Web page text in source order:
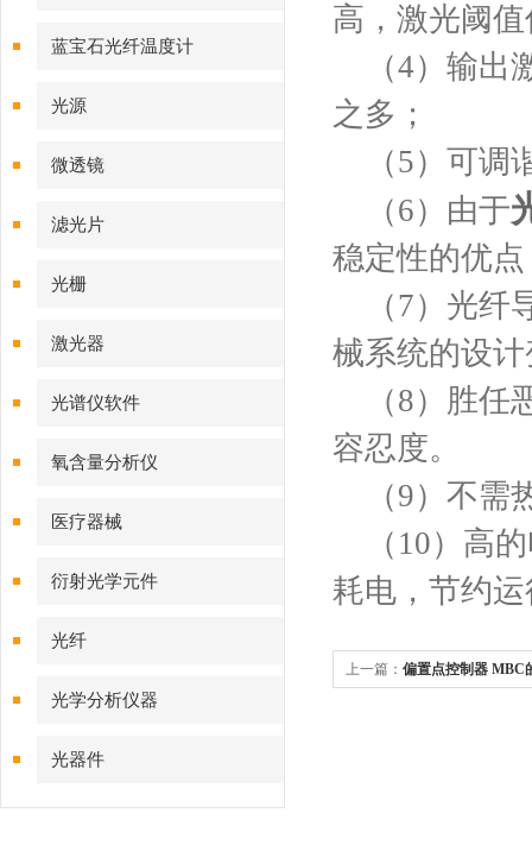
蓝宝石光纤温度计
光源
微透镜
滤光片
光栅
激光器
光谱仪软件
氧含量分析仪
医疗器械
衍射光学元件
光纤
光学分析仪器
光器件
高，激光阈
（4）输出
之多；
（5）可调
（6）由于
稳定性的优
（7）光纤
械系统的设
（8）胜任
容忍度。
（9）不需
（10）高的
耗电，节约
上一篇： 偏置点控制器 MBC